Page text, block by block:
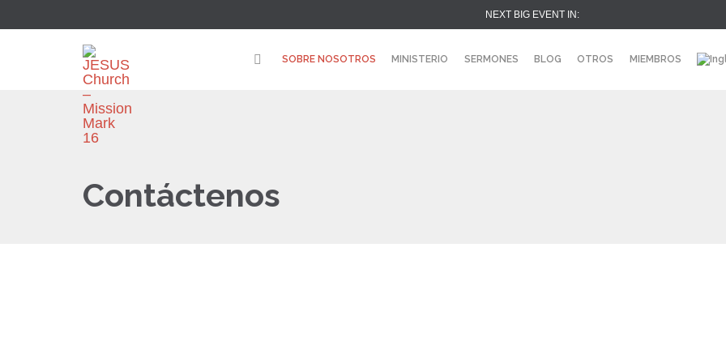
NEXT BIG EVENT IN:
SOBRE NOSOTROS MINISTERIO SERMONES BLOG OTROS MIEMBROS
Contáctenos